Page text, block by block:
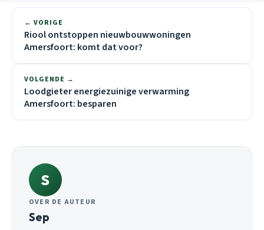
← VORIGE
Riool ontstoppen nieuwbouwwoningen
Amersfoort: komt dat voor?
VOLGENDE →
Loodgieter energiezuinige verwarming
Amersfoort: besparen
S
OVER DE AUTEUR
Sep